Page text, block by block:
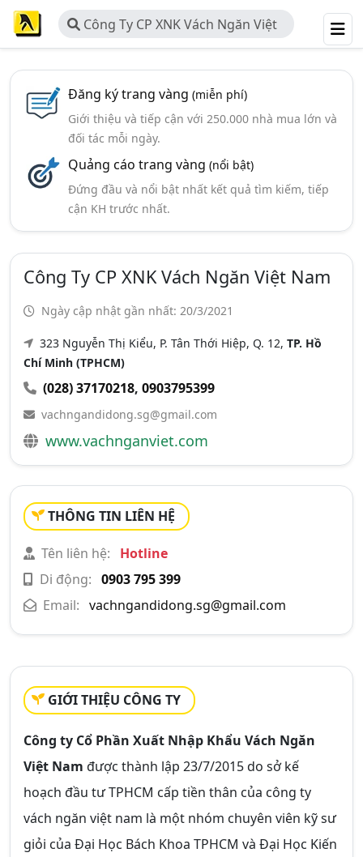
Công Ty CP XNK Vách Ngăn Việt
Nam
Đăng ký trang vàng (miễn phí)
Giới thiệu và tiếp cận với 250.000 nhà mua lớn và
đối tác mỗi ngày.
Quảng cáo trang vàng (nổi bật)
Đứng đầu và nổi bật nhất kết quả tìm kiếm, tiếp
cận KH trước nhất.
Công Ty CP XNK Vách Ngăn Việt Nam
Ngày cập nhật gần nhất: 20/3/2021
323 Nguyễn Thị Kiểu, P. Tân Thới Hiệp, Q. 12, TP. Hồ
Chí Minh (TPHCM)
(028) 37170218, 0903795399
vachngandidong.sg@gmail.com
www.vachnganviet.com
THÔNG TIN LIÊN HỆ
Tên liên hệ:
Hotline
Di động: 0903 795 399
Email: vachngandidong.sg@gmail.com
GIỚI THIỆU CÔNG TY
Công ty Cổ Phần Xuất Nhập Khẩu Vách Ngăn
Việt Nam được thành lập 23/7/2015 do sở kế
hoạch đầu tư TPHCM cấp tiền thân của công ty
vách ngăn việt nam là một nhóm chuyên viên kỹ sư
giỏi của Đại Học Bách Khoa TPHCM và Đại Học Kiến